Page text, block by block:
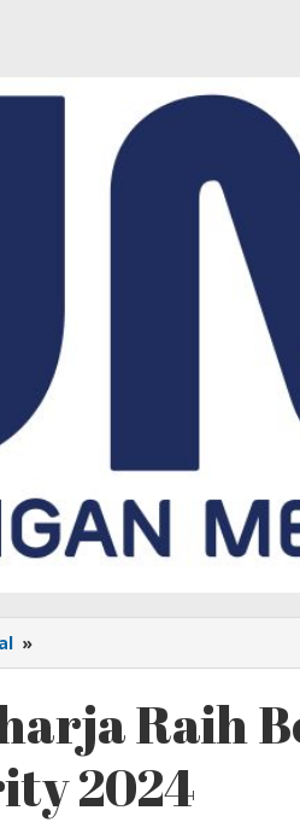
»
Raharja
Best
Brand
Popularity
2024
Raih
2024